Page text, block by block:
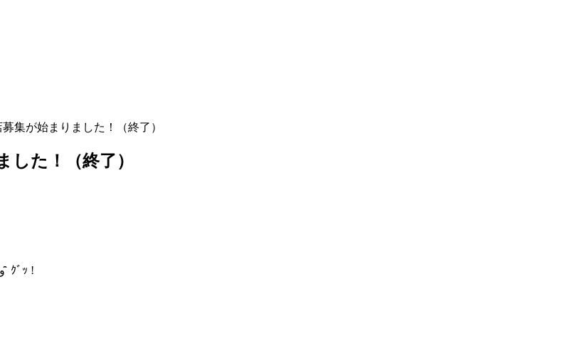
集が始まりました！（終了）
した！（終了）
『三条別院』さんと『本成寺』さんを繋ぐ２カ所同時開催です！╭( ・ㅂ・)و ̑̑ ｸﾞｯ !